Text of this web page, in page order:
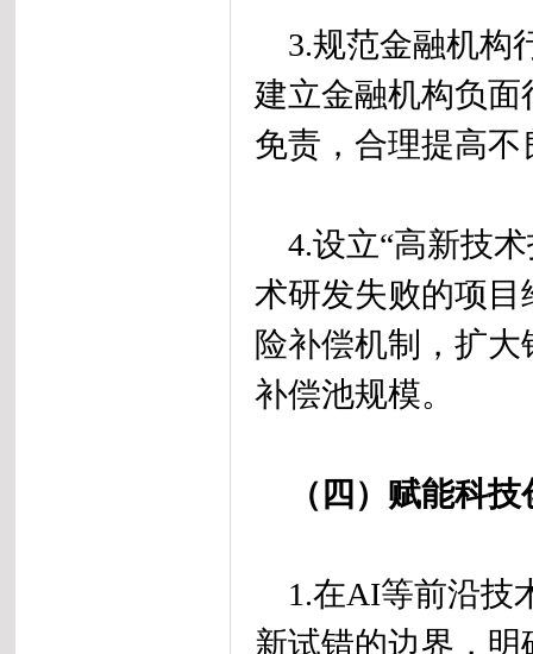
3.规范金融机构
建立金融机构负
免责，合理提高不
4.设立“高新技术
术研发失败的项
险补偿机制，扩大
补偿池规模。
（四）赋能科
1.在AI等前沿技
新试错的边界，